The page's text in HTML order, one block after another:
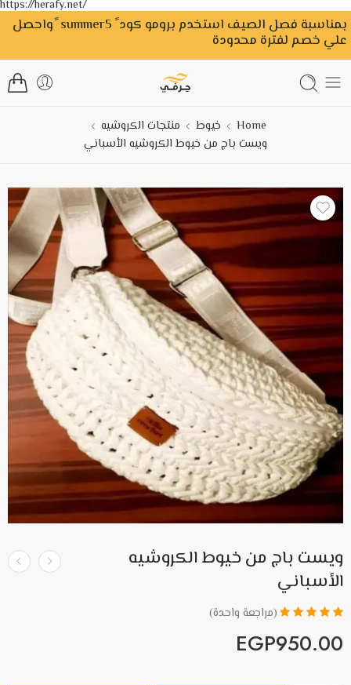
https://herafy.net/
بمناسبة فصل الصيف استخدم برومو كود ً summer5 ًواحصل
علي خصم لفترة محدودة
Home خيوط
منتجات الكروشيه
ويست باج من خيوط الكروشيه الأسباني
ويست باج من خيوط الكروشيه
الأسباني
5.00
من 5
بناءً على
(مراجعة واحدة)
EGP950.00